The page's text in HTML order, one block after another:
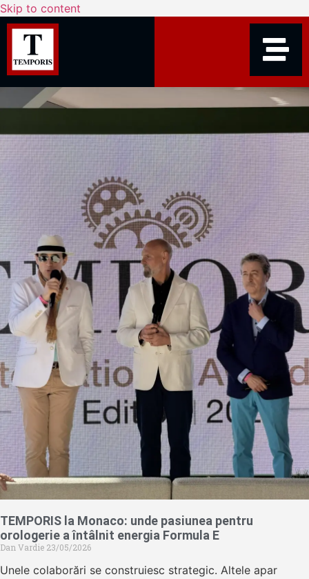
Skip to content
TEMPORIS la Monaco: unde pasiunea pentru
orologerie a întâlnit energia Formula E
Dan Vardie 23/05/2026
Unele colaborări se construiesc strategic. Altele apar